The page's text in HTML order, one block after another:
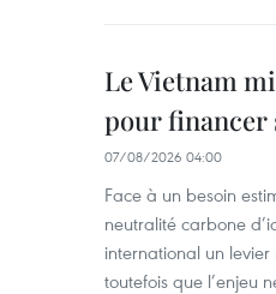
Le Vietnam
pour financer
07/08/2026 04:00
Face à un besoin
neutralité carbone
international un
toutefois que l’enjeu